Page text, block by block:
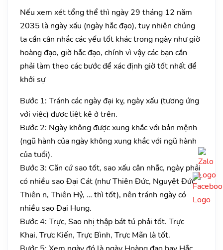
Nếu xem xét tổng thể thì ngày 29 tháng 12 năm
2035 là ngày xấu (ngày hắc đạo), tuy nhiên chúng
ta cần cân nhắc các yếu tốt khác trong ngày như giờ
hoàng đạo, giờ hắc đạo, chính vì vậy các bạn cần
phải làm theo các bước để xác định giờ tốt nhất để
khởi sự
Bước 1: Tránh các ngày đại kỵ, ngày xấu (tương ứng
với việc) được liệt kê ở trên.
Bước 2: Ngày không được xung khắc với bản mệnh
(ngũ hành của ngày không xung khắc với ngũ hành
của tuổi).
Bước 3: Căn cứ sao tốt, sao xấu cân nhắc, ngày phải
có nhiều sao Đại Cát (như Thiên Đức, Nguyệt Đức,
Thiên n, Thiên Hỷ, … thì tốt), nên tránh ngày có
nhiều sao Đại Hung.
Bước 4: Trực, Sao nhị thập bát tú phải tốt. Trực
Khai, Trực Kiến, Trực Bình, Trực Mãn là tốt.